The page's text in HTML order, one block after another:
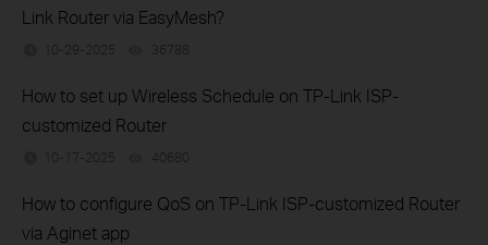
Link Router via EasyMesh?
10-29-2025 36788
How to set up Wireless Schedule on TP-Link ISP-
customized Router
10-17-2025 40680
How to configure QoS on TP-Link ISP-customized Router
via Aginet app